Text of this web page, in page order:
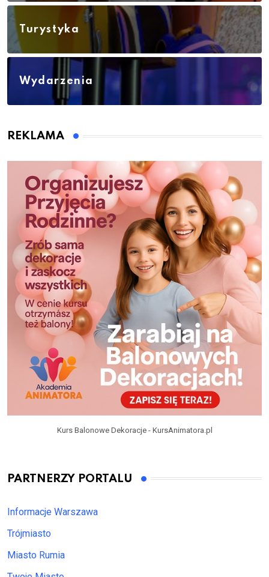
Turystyka
Wydarzenia
REKLAMA
Kurs Balonowe Dekoracje - KursAnimatora.pl
PARTNERZY PORTALU
Informacje Warszawa
Trójmiasto
Miasto Rumia